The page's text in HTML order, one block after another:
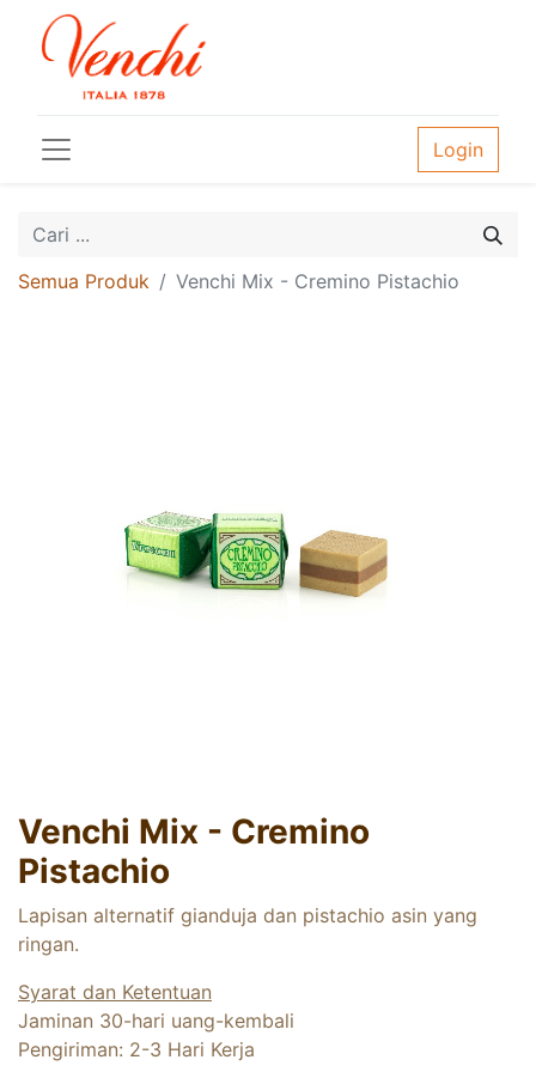
Login
Semua Produk Venchi Mix - Cremino Pistachio
Venchi Mix - Cremino
Pistachio
Lapisan alternatif gianduja dan pistachio asin yang
ringan.
Syarat dan Ketentuan
Jaminan 30-hari uang-kembali
Pengiriman: 2-3 Hari Kerja